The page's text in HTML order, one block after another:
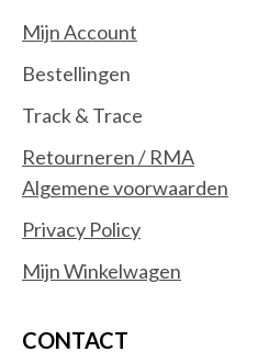
Mijn Account
Bestellingen
Track & Trace
Retourneren / RMA
Algemene voorwaarden
Privacy Policy
Mijn Winkelwagen
CONTACT